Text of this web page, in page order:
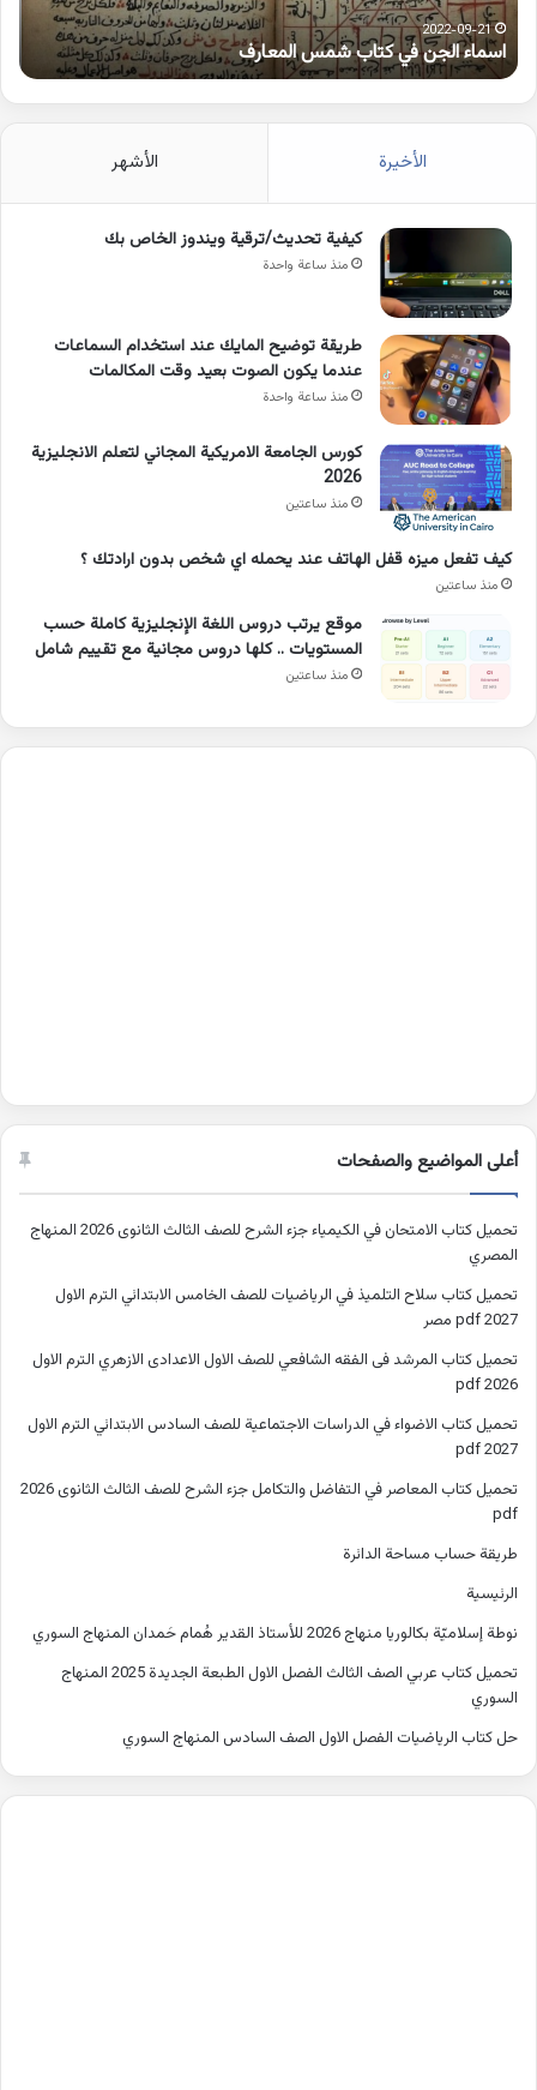
2022-09-21
اسماء الجن في كتاب شمس المعارف
الأخيرة الأشهر
كيفية تحديث/ترقية ويندوز الخاص بك
منذ ساعة واحدة
طريقة توضيح المايك عند استخدام السماعات
عندما يكون الصوت بعيد وقت المكالمات
منذ ساعة واحدة
كورس الجامعة الامريكية المجاني لتعلم الانجليزية
2026
منذ ساعتين
كيف تفعل ميزه قفل الهاتف عند يحمله اي شخص بدون ارادتك ؟
منذ ساعتين
موقع يرتب دروس اللغة الإنجليزية كاملة حسب
المستويات .. كلها دروس مجانية مع تقييم شامل
منذ ساعتين
أعلى المواضيع والصفحات
تحميل كتاب الامتحان في الكيمياء جزء الشرح للصف الثالث الثانوى 2026 المنهاج
المصري
تحميل كتاب سلاح التلميذ في الرياضيات للصف الخامس الابتدائي الترم الاول
2027 pdf مصر
تحميل كتاب المرشد فى الفقه الشافعي للصف الاول الاعدادى الازهري الترم الاول
2026 pdf
تحميل كتاب الاضواء في الدراسات الاجتماعية للصف السادس الابتدائي الترم الاول
2027 pdf
تحميل كتاب المعاصر في التفاضل والتكامل جزء الشرح للصف الثالث الثانوى 2026
pdf
طريقة حساب مساحة الدائرة
الرئيسية
نوطة إسلاميّة بكالوريا منهاج 2026 للأستاذ القدير هُمام حَمدان المنهاج السوري
تحميل كتاب عربي الصف الثالث الفصل الاول الطبعة الجديدة 2025 المنهاج
السوري
حل كتاب الرياضيات الفصل الاول الصف السادس المنهاج السوري